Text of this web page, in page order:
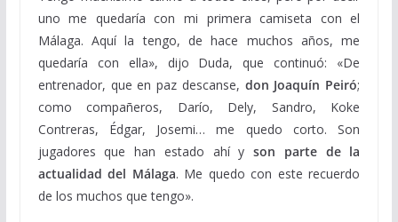
uno me quedaría con mi primera camiseta con el
Málaga. Aquí la tengo, de hace muchos años, me
quedaría con ella», dijo Duda, que continuó: «De
entrenador, que en paz descanse, don Joaquín Peiró;
como compañeros, Darío, Dely, Sandro, Koke
Contreras, Édgar, Josemi… me quedo corto. Son
jugadores que han estado ahí yson parte de la
actualidad del Málaga. Me quedo con este recuerdo
de los muchos que tengo».